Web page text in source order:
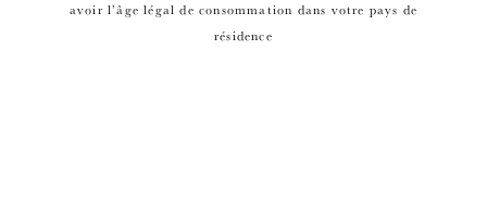
avoir l’âge légal de consommation dans votre pays de
résidence